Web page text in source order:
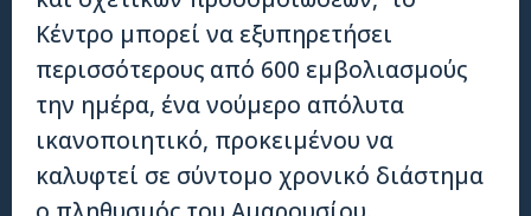
Κέντρο μπορεί να εξυπηρετήσει
περισσότερους από 600 εμβολιασμούς
την ημέρα, ένα νούμερο απόλυτα
ικανοποιητικό, προκειμένου να
καλυφτεί σε σύντομο χρονικό διάστημα